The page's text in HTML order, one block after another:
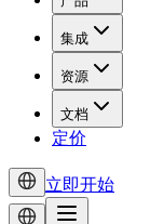
集成
资源
文档
定价
立即开始